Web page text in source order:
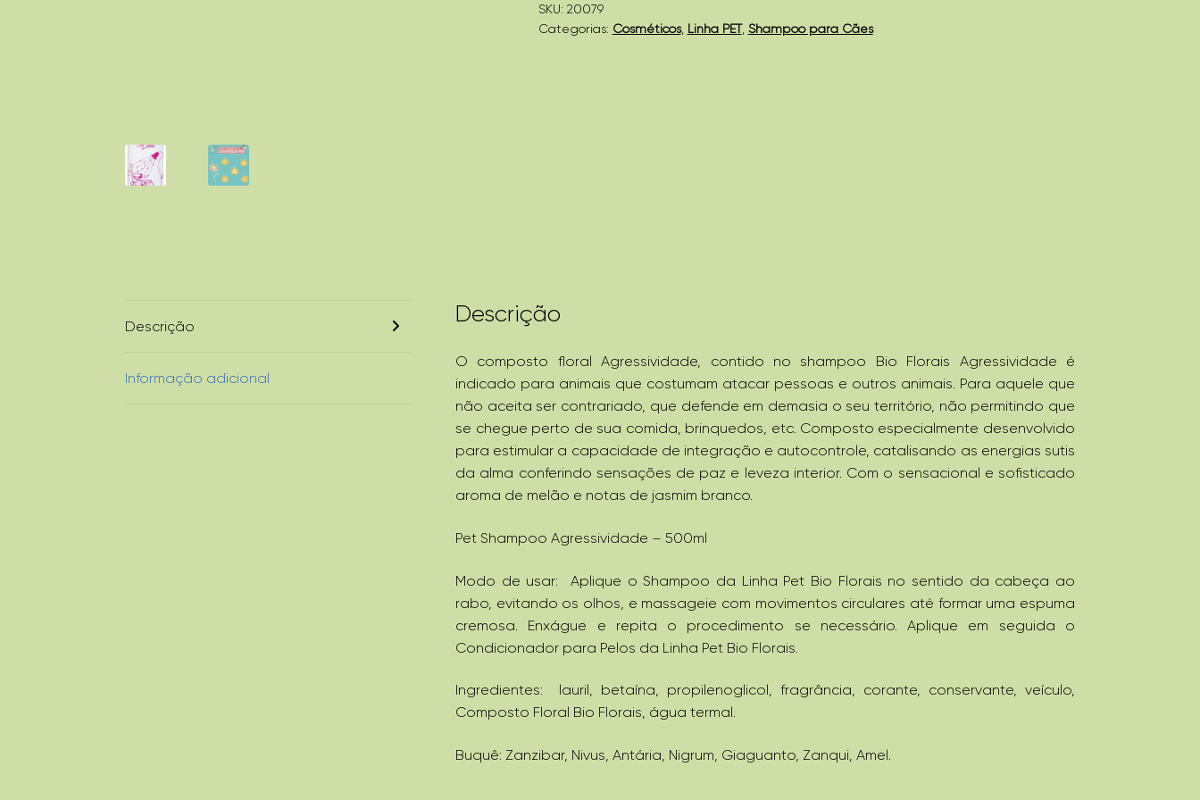
SKU: 20079
Categorias: Cosméticos, Linha PET, Shampoo para Cães
Descrição
Informação adicional
Descrição
O composto floral Agressividade, contido no shampoo Bio Florais Agressividade é
indicado para animais que costumam atacar pessoas e outros animais. Para aquele que
não aceita ser contrariado, que defende em demasia o seu território, não permitindo que
se chegue perto de sua comida, brinquedos, etc. Composto especialmente desenvolvido
para estimular a capacidade de integração e autocontrole, catalisando as energias sutis
da alma conferindo sensações de paz e leveza interior. Com o sensacional e sofisticado
aroma de melão e notas de jasmim branco.
Pet Shampoo Agressividade – 500ml
Modo de usar: Aplique o Shampoo da Linha Pet Bio Florais no sentido da cabeça ao
rabo, evitando os olhos, e massageie com movimentos circulares até formar uma espuma
cremosa. Enxágue e repita o procedimento se necessário. Aplique em seguida o
Condicionador para Pelos da Linha Pet Bio Florais.
Ingredientes: lauril, betaína, propilenoglicol, fragrância, corante, conservante, veículo,
Composto Floral Bio Florais, água termal.
Buquê: Zanzibar, Nivus, Antária, Nigrum, Giaguanto, Zanqui, Amel.